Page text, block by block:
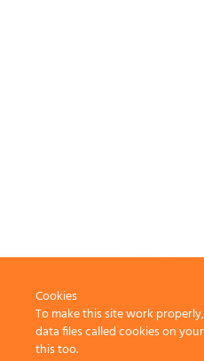
Cookies
To make this site work
data files called cookies on
this too.